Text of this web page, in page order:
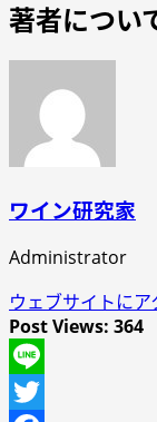
著者につい
ワイン研究家
Administrator
ウェブサイトにア
Post Views: 364
Line